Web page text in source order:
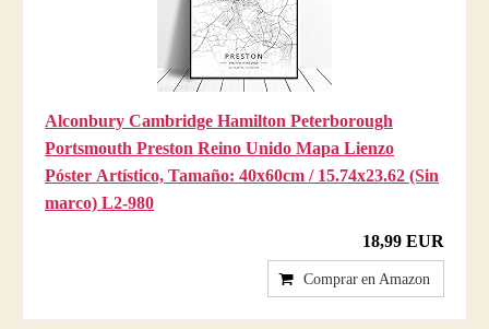
Alconbury Cambridge Hamilton Peterborough
Portsmouth Preston Reino Unido Mapa Lienzo
Póster Artístico, Tamaño: 40x60cm / 15.74x23.62 (Sin
marco) L2-980
18,99 EUR
Comprar en Amazon